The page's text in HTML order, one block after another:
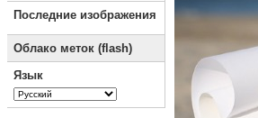
Последние изображения
Облако меток (flash)
Язык